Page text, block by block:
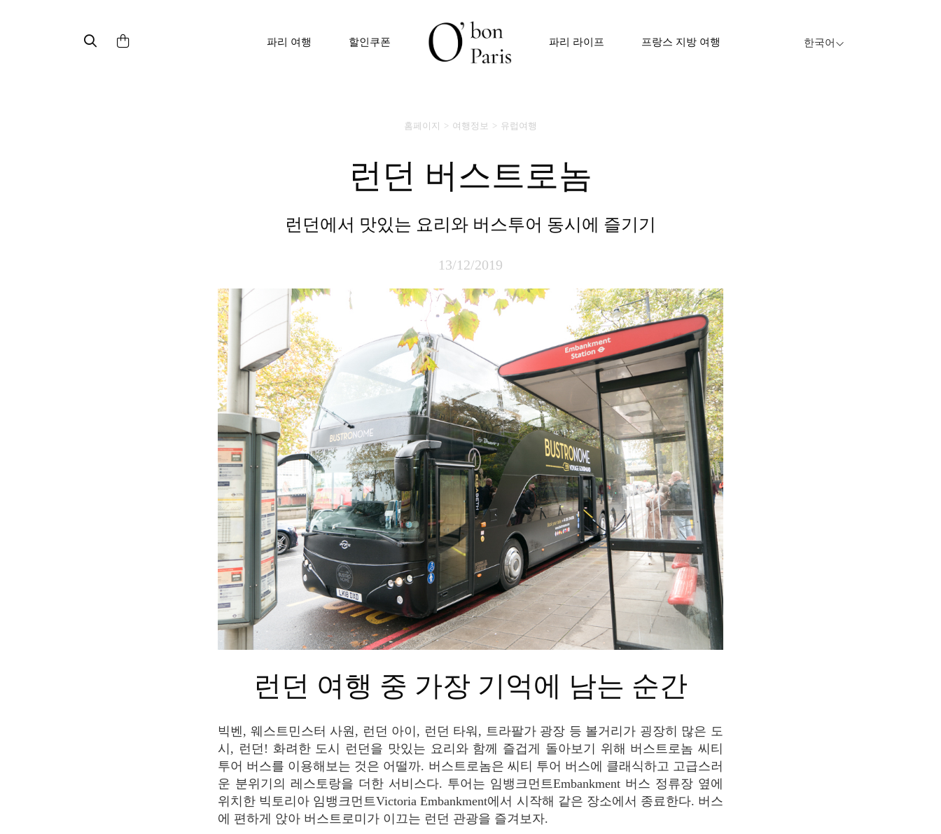
파리 여행 할인쿠폰 파리 라이프 프랑스 지방 여행 한국어
홈페이지 여행정보 유럽여행
런던 버스트로놈
런던에서 맛있는 요리와 버스투어 동시에 즐기기
13/12/2019
런던 여행 중 가장 기억에 남는 순간
빅벤, 웨스트민스터 사원, 런던 아이, 런던 타워, 트라팔가 광장 등 볼거리가 굉장히 많은 도
시, 런던! 화려한 도시 런던을 맛있는 요리와 함께 즐겁게 돌아보기 위해 버스트로놈 씨티
투어 버스를 이용해보는 것은 어떨까. 버스트로놈은 씨티 투어 버스에 클래식하고 고급스러
운 분위기의 레스토랑을 더한 서비스다. 투어는 임뱅크먼트Embankment 버스 정류장 옆에
위치한 빅토리아 임뱅크먼트Victoria Embankment에서 시작해 같은 장소에서 종료한다. 버스
에 편하게 앉아 버스트로미가 이끄는 런던 관광을 즐겨보자.